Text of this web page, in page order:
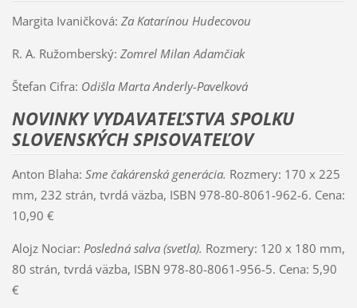
Margita Ivaničková: Za Katarínou Hudecovou
R. A. Ružomberský: Zomrel Milan Adamčiak
Štefan Cifra: Odišla Marta Anderly-Pavelková
NOVINKY VYDAVATEĽSTVA SPOLKU
SLOVENSKÝCH SPISOVATEĽOV
Anton Blaha: Sme čakárenská generácia. Rozmery: 170 x 225
mm, 232 strán, tvrdá väzba, ISBN 978-80-8061-962-6. Cena:
10,90 €
Alojz Nociar: Posledná salva (svetla). Rozmery: 120 x 180 mm,
80 strán, tvrdá väzba, ISBN 978-80-8061-956-5. Cena: 5,90
€